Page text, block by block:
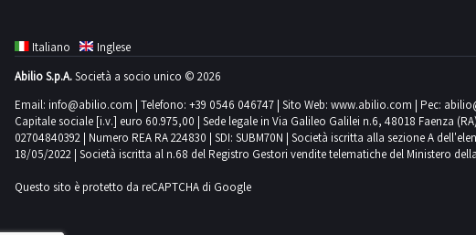
Italiano
Inglese
Abilio S.p.A.Società a socio unico © 2026
Email: info@abilio.com | Telefono: +39 0546 046747 | Sito Web: www.abilio.com | Pec:
Capitale sociale [i.v.] euro 60.975,00 | Sede legale in Via Galileo Galilei n.6, 48018 Faenza
02704840392 | Numero REA RA 224830 | SDI: SUBM70N | Società iscritta alla sezione A
18/05/2022 | Società iscritta al n.68 del Registro Gestori vendite telematiche del Ministero
Questo sito è protetto da reCAPTCHA di Google